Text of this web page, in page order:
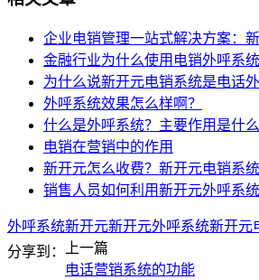
企业电销管理一站式解决方案：
金融行业为什么使用电销外呼系
为什么说新开元电销系统是电话外
外呼系统效果怎么样啊？
什么是外呼系统？主要作用是什么
电销在营销中的作用
新开元怎么收费？新开元电销系
销售人员如何利用新开元外呼系
外呼系统新开元新开元外呼系统新开元
分享到：
上一篇
电话营销系统的功能